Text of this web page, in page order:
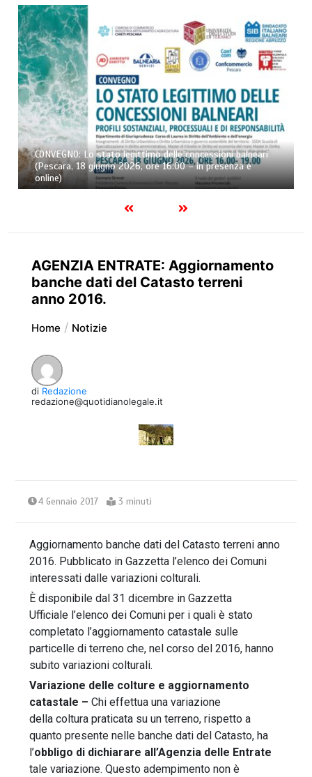
CONVEGNO: Lo stato legittimo delle concessioni balneari
(Pescara, 18 giugno 2026, ore 16:00 – in presenza e
online)
AGENZIA ENTRATE: Aggiornamento
banche dati del Catasto terreni
anno 2016.
Home Notizie
di Redazione
redazione@quotidianolegale.it
4 Gennaio 2017 3 minuti
Aggiornamento banche dati del Catasto terreni anno
2016. Pubblicato in Gazzetta l’elenco dei Comuni
interessati dalle variazioni colturali.
È disponibile dal 31 dicembre in Gazzetta
Ufficiale l’elenco dei Comuni per i quali è stato
completato l’aggiornamento catastale sulle
particelle di terreno che, nel corso del 2016, hanno
subito variazioni colturali.
Variazione delle colture e aggiornamento
catastale –Chi effettua una variazione
della coltura praticata su un terreno, rispetto a
quanto presente nelle banche dati del Catasto, ha
l’obbligo di dichiarare all’Agenzia delle Entrate
tale variazione. Questo adempimento non è